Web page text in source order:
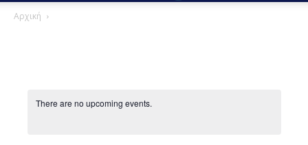
Αρχική
There are no upcoming events.